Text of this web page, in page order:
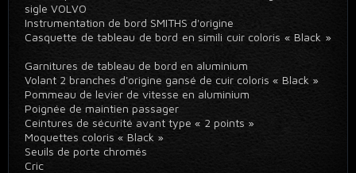
sigle VOLVO
Instrumentation de bord SMITHS d'origine
Casquette de tableau de bord en simili cuir coloris « Black »
Garnitures de tableau de bord en aluminium
Volant 2 branches d'origine gansé de cuir coloris « Black »
Pommeau de levier de vitesse en aluminium
Poignée de maintien passager
Ceintures de sécurité avant type « 2 points »
Moquettes coloris « Black »
Seuils de porte chromés
Cric